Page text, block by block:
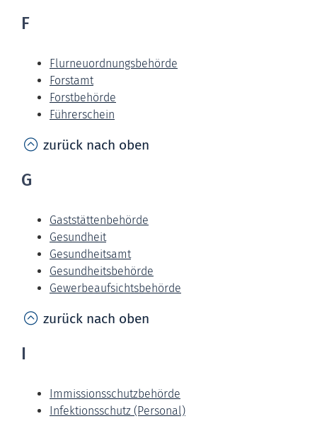
F
Flurneuordnungsbehörde
Forstamt
Forstbehörde
Führerschein
zurück nach oben
G
Gaststättenbehörde
Gesundheit
Gesundheitsamt
Gesundheitsbehörde
Gewerbeaufsichtsbehörde
zurück nach oben
I
Immissionsschutzbehörde
Infektionsschutz (Personal)